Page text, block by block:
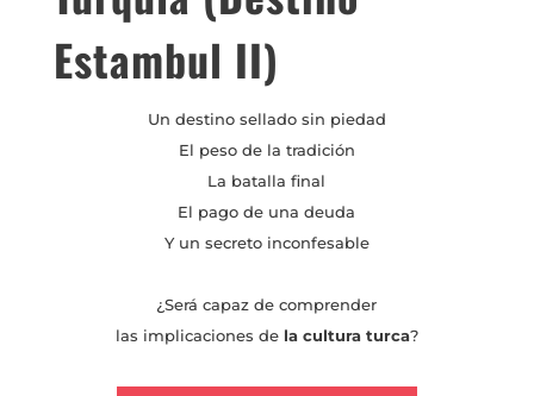
Estambul II)
Un destino sellado sin piedad
El peso de la tradición
La batalla final
El pago de una deuda
Y un secreto inconfesable
¿Será capaz de comprender
las implicaciones dela cultura turca?